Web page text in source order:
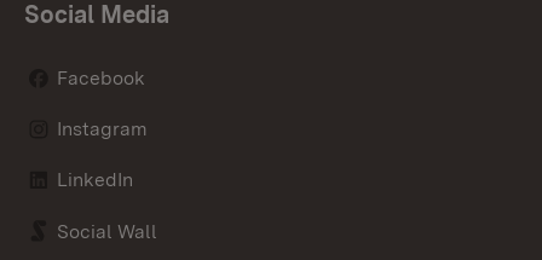
Social Media
Facebook
Instagram
LinkedIn
Social Wall